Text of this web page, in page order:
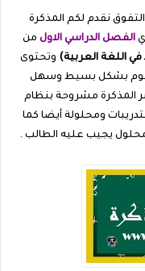
نقدم لكم المذكرة
الفصل الدراسيالاولمن
اللغة العربية)وتحتوى
بشكل بسيط وسهل
المذكرة مشروحة بنظام
ومحلولة أيضا كما
يجيب عليه الطالب .